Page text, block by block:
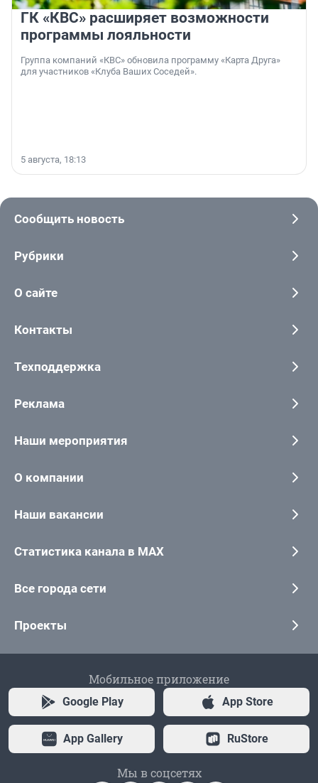
ГК «КВС» расширяет возможности
программы лояльности
Группа компаний «КВС» обновила программу «Карта Друга»
для участников «Клуба Ваших Соседей».
5 августа, 18:13
Сообщить новость
Рубрики
О сайте
Контакты
Техподдержка
Реклама
Наши мероприятия
О компании
Наши вакансии
Статистика канала в MAX
Все города сети
Проекты
Мобильное приложение
Google Play App Store
App Gallery RuStore
Мы в соцсетях